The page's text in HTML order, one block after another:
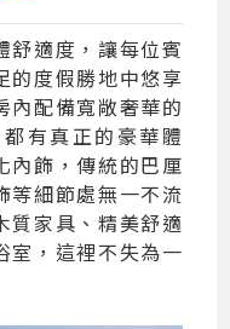
舒適度，讓每位賓
的度假勝地中悠享
內配備寬敞奢華的
有真正的豪華體
內飾，傳統的巴厘
等細節處無一不流
質家具、精美舒適
室，這裡不失為一